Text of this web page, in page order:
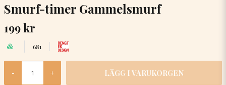
Smurf-timer Gammelsmurf
199 kr
681
- + LÄGG I VARUKORGEN